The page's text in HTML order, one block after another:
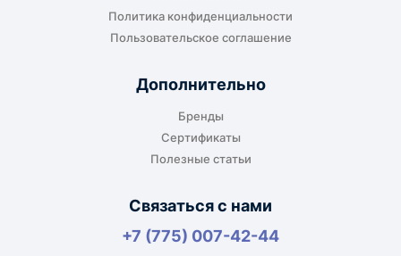
Подходит, если нужно доставить
оборудование прямо на объект, склад,
габаритов груза.
Для крупногабаритных, тяжёлых или
Политика конфиденциальности
Пользовательское соглашение
Дополнительно
Бренды
Сертификаты
Полезные статьи
Связаться с нами
+7 (775) 007-42-44